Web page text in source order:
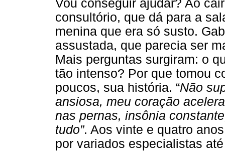
Vou conseguir ajudar? Ao
consultório, que dá para a
menina que era só susto.
assustada, que parecia ser
Mais perguntas surgiram: o
tão intenso? Por que tomou
poucos, sua história. “Não
ansiosa, meu coração
nas pernas, insônia
tudo”. Aos vinte e quatro
por variados especialistas